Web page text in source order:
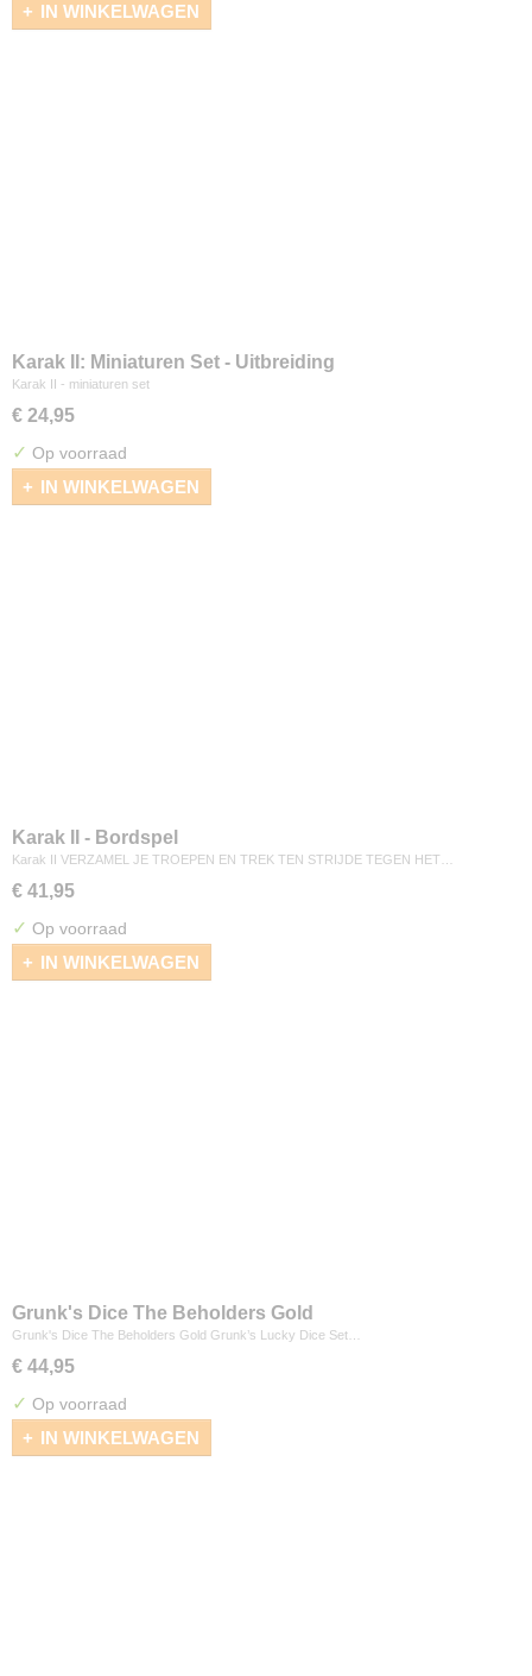
IN WINKELWAGEN
Karak II: Miniaturen Set - Uitbreiding
Karak II - miniaturen set
€ 24,95
✓ Op voorraad
IN WINKELWAGEN
Karak II - Bordspel
Karak II VERZAMEL JE TROEPEN EN TREK TEN STRIJDE TEGEN HET…
€ 41,95
✓ Op voorraad
IN WINKELWAGEN
Grunk's Dice The Beholders Gold
Grunk's Dice The Beholders Gold Grunk’s Lucky Dice Set…
€ 44,95
✓ Op voorraad
IN WINKELWAGEN